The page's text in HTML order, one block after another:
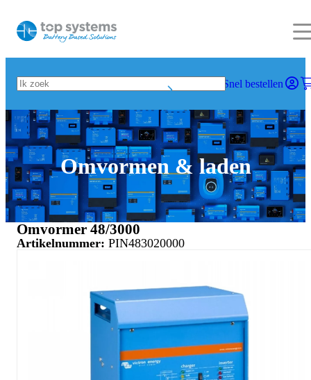
Snel bestellen
Omvormen & laden
Omvormer 48/3000
Artikelnummer: PIN483020000